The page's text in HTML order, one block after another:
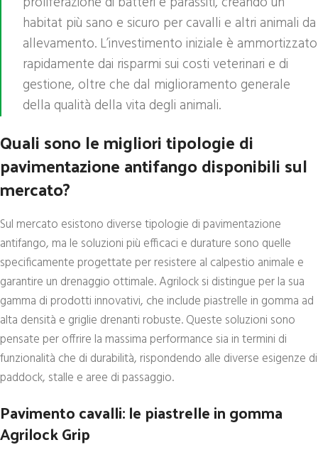
habitat più sano e sicuro per cavalli e altri animali da
allevamento. L’investimento iniziale è ammortizzato
rapidamente dai risparmi sui costi veterinari e di
gestione, oltre che dal miglioramento generale
della qualità della vita degli animali.
Quali sono le migliori tipologie di
pavimentazione antifango disponibili sul
mercato?
Sul mercato esistono diverse tipologie di pavimentazione
antifango, ma le soluzioni più efficaci e durature sono quelle
specificamente progettate per resistere al calpestio animale e
garantire un drenaggio ottimale. Agrilock si distingue per la sua
gamma di prodotti innovativi, che include piastrelle in gomma ad
alta densità e griglie drenanti robuste. Queste soluzioni sono
pensate per offrire la massima performance sia in termini di
funzionalità che di durabilità, rispondendo alle diverse esigenze di
paddock, stalle e aree di passaggio.
Pavimento cavalli: le piastrelle in gomma
Agrilock Grip